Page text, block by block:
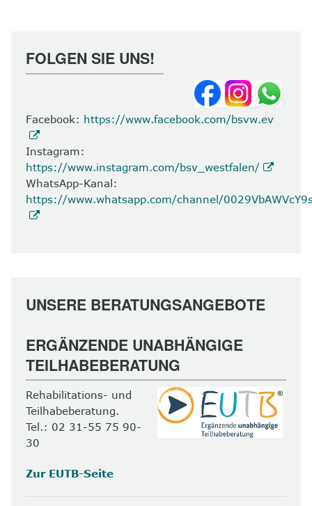
FOLGEN SIE UNS!
Facebook: https://www.facebook.com/bsvw.ev
Instagram:
https://www.instagram.com/bsv_westfalen/
WhatsApp-Kanal:
https://www.whatsapp.com/channel/
UNSERE BERATUNGSANGEBOTE
ERGÄNZENDE UNABHÄNGIGE
TEILHABEBERATUNG
Rehabilitations- und
Teilhabeberatung.
Tel.: 02 31-55 75 90-
30
Zur EUTB-Seite